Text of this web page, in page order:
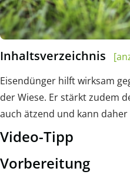
Inhaltsverzeichnis
Eisendünger hilft wirksam
der Wiese. Er stärkt zudem
auch ätzend und kann
Video-Tipp
Vorbereitung